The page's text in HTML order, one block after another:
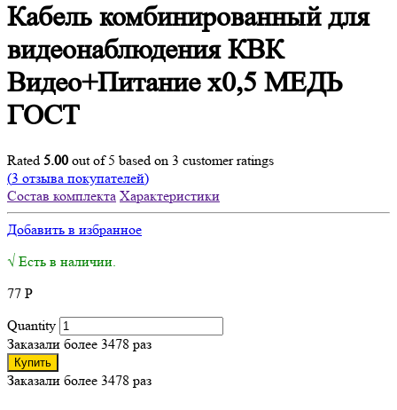
Кабель комбинированный для
видеонаблюдения КВК
Видео+Питание х0,5 МЕДЬ
ГОСТ
Rated 5.00 out of 5 based on 3 customer ratings
(3 отзыва покупателей)
Состав комплекта Характеристики
Добавить в избранное
√ Есть в наличии.
77 Р
Quantity
Заказали более 3478 раз
Купить
Заказали более 3478 раз